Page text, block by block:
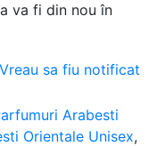
va fi din nou în
Vreau sa fiu notificat
Arabesti
Orientale Unisex,